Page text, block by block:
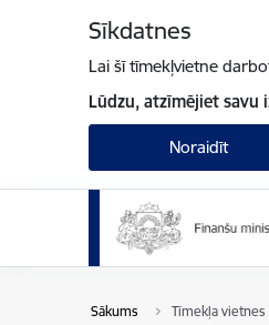
Sīkdatnes
Lai šī tīmekļvietne
Lūdzu, atzīmējiet savu
Noraidīt
Sākums Tīmekļa